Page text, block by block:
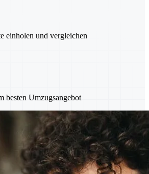
einholen und vergleichen
besten Umzugsangebot